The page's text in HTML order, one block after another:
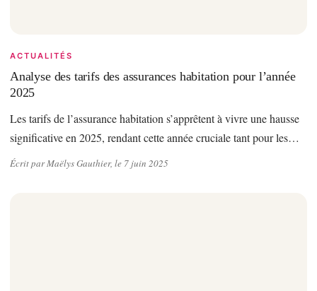
ACTUALITÉS
Analyse des tarifs des assurances habitation pour l’année
2025
Les tarifs de l’assurance habitation s’apprêtent à vivre une hausse
significative en 2025, rendant cette année cruciale tant pour les…
Écrit par Maëlys Gauthier, le 7 juin 2025